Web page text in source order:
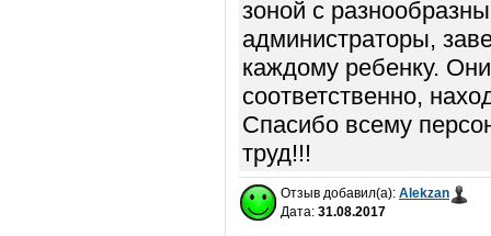
зоной с
администраторы,
каждому ребенку.
соответственно,
Спасибо всему
труд!!!
Отзыв добавил(а): Alekzan
Дата: 31.08.2017